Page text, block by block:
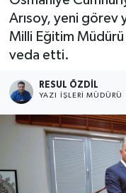
Arısoy, yeni görev
Milli Eğitim
veda etti.
RESUL ÖZDIL
YAZI İŞLERI MÜDÜRÜ